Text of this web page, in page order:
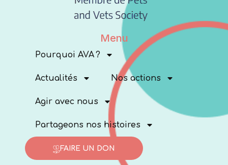
Menu
Pourquoi AVA ?
Actualités Nos actions
Agir avec nous
Partageons nos histoires
FAIRE UN DON